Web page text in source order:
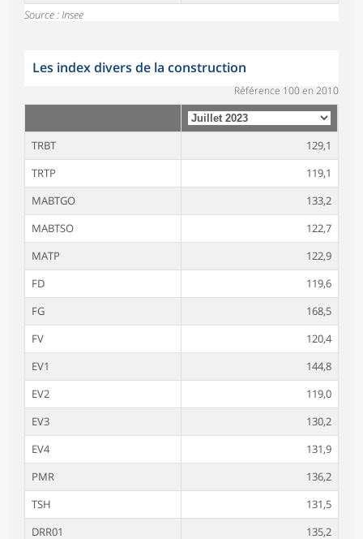
Source : Insee
Les index divers de la construction
Référence 100 en 2010
TRBT
129,1
TRTP
119,1
MABTGO
133,2
MABTSO
122,7
MATP
122,9
FD
119,6
FG
168,5
FV
120,4
EV1
144,8
EV2
119,0
EV3
130,2
EV4
131,9
PMR
136,2
TSH
131,5
DRR01
135,2